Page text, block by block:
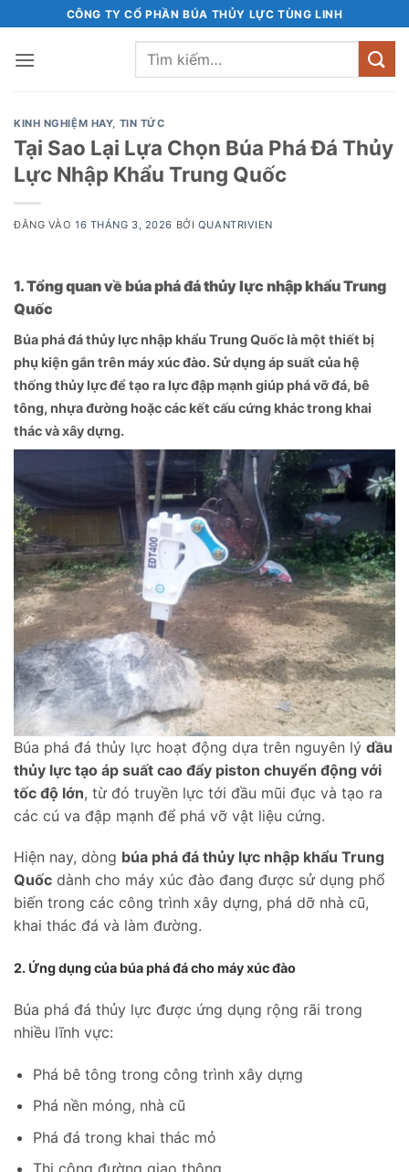
qua
nội
CÔNG TY CỔ PHẦN BÚA THỦY LỰC TÙNG LINH
Tìm
KINH NGHIỆM HAY, TIN TỨC
Tại Sao Lại Lựa Chọn Búa Phá Đá Thủy
Lực Nhập Khẩu Trung Quốc
ĐĂNG VÀO16 THÁNG 3, 2026 BỞI QUANTRIVIEN
1. Tổng quan về búa phá đá thủy lực nhập khẩu Trung
Quốc
Búa phá đá thủy lực nhập khẩu Trung Quốc là một thiết bị
phụ kiện gắn trên máy xúc đào. Sử dụng áp suất của hệ
thống thủy lực để tạo ra lực đập mạnh giúp phá vỡ đá, bê
tông, nhựa đường hoặc các kết cấu cứng khác trong khai
thác và xây dựng.
Búa phá đá thủy lực hoạt động dựa trên nguyên lý dầu
thủy lực tạo áp suất cao đẩy piston chuyển động với
tốc độ lớn, từ đó truyền lực tới đầu mũi đục và tạo ra
các cú va đập mạnh để phá vỡ vật liệu cứng.
Hiện nay, dòng búa phá đá thủy lực nhập khẩu Trung
Quốc dành cho máy xúc đào đang được sử dụng phổ
biến trong các công trình xây dựng, phá dỡ nhà cũ,
khai thác đá và làm đường.
2. Ứng dụng của búa phá đá cho máy xúc đào
Búa phá đá thủy lực được ứng dụng rộng rãi trong
nhiều lĩnh vực:
Phá bê tông trong công trình xây dựng
Phá nền móng, nhà cũ
Phá đá trong khai thác mỏ